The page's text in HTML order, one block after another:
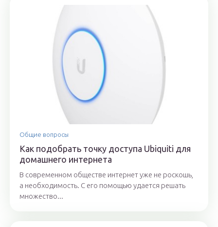
Общие вопросы
Как подобрать точку доступа Ubiquiti для
домашнего интернета
В современном обществе интернет уже не роскошь,
а необходимость. С его помощью удается решать
множество...